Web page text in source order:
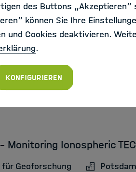
- Spectral remote
Geoforschung
Monitoring Ionospheric
Geoforschung Potsdam
des Buttons „Akzeptieren“
können Sie Ihre
und Cookies deaktivieren.
.
Konfigurieren